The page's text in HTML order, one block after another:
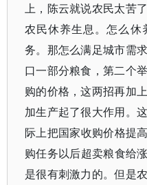
上，陈云就说农民太苦
农民休养生息。怎么休
务。那怎么满足城市需
口一部分粮食，第二个
购的价格，这两招再加
加生产起了很大作用。
际上把国家收购价格提
购任务以后超卖粮食给
是很有刺激力的。但是